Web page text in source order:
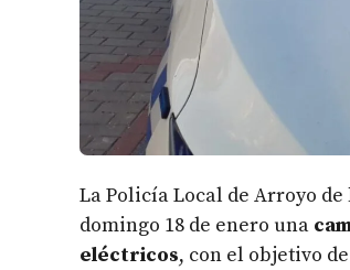
La Policía Local de Arroyo
domingo 18 de enero una
eléctricos, con el objetivo